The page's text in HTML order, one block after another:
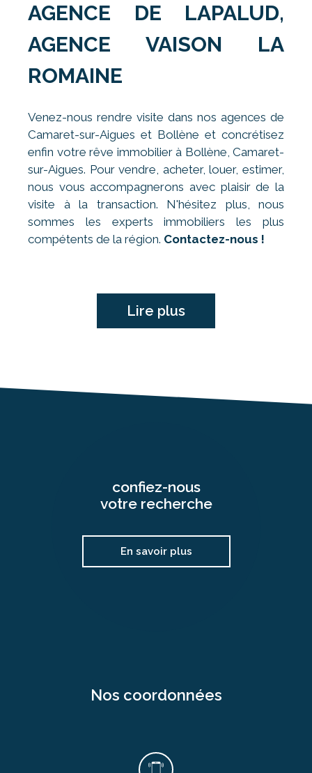
AGENCE DE LAPALUD,
AGENCE VAISON LA
ROMAINE
Venez-nous rendre visite dans nos agences de
Camaret-sur-Aigues et Bollène et concrétisez
enfin votre rêve immobilier à Bollène, Camaret-
sur-Aigues. Pour vendre, acheter, louer, estimer,
nous vous accompagnerons avec plaisir de la
visite à la transaction. N'hésitez plus, nous
sommes les experts immobiliers les plus
compétents de la région. Contactez-nous !
Lire plus
confiez-nous
votre recherche
En savoir plus
nos coordonnées